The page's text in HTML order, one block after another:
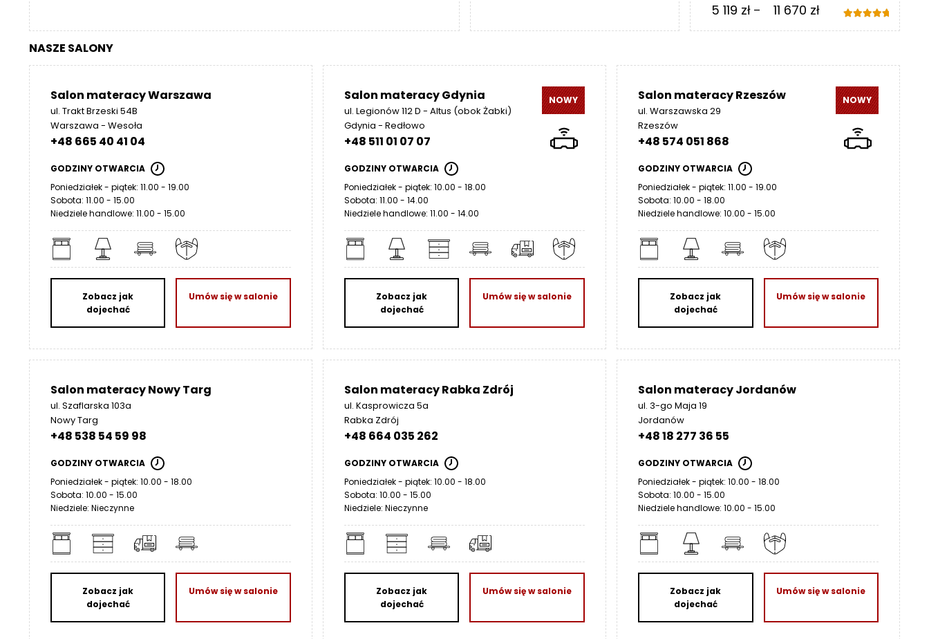
010 zł
4
570 zł
5 119 zł – 11 670 złZakres
NASZE SALONY
Salon materacy Warszawa
ul. Trakt Brzeski 54B
Warszawa - Wesoła
+48 665 40 41 04
GODZINY OTWARCIA
Poniedziałek - piątek: 11.00 - 19.00
Sobota: 11.00 - 15.00
Niedziele handlowe: 11.00 - 15.00
Zobacz jak
dojechać
Umów się w salonie
NOWY
Salon materacy Gdynia
ul. Legionów 112 D - Altus (obok Żabki)
Gdynia - Redłowo
+48 511 01 07 07
GODZINY OTWARCIA
Poniedziałek - piątek: 10.00 - 18.00
Sobota: 11.00 - 14.00
Niedziele handlowe: 11.00 - 14.00
Zobacz jak
dojechać
Umów się w salonie
NOWY
Salon materacy Rzeszów
ul. Warszawska 29
Rzeszów
+48 574 051 868
GODZINY OTWARCIA
Poniedziałek - piątek: 11.00 - 19.00
Sobota: 10.00 - 18.00
Niedziele handlowe: 10.00 - 15.00
Zobacz jak
dojechać
Umów się w salonie
Salon materacy Nowy Targ
ul. Szaflarska 103a
Nowy Targ
+48 538 54 59 98
GODZINY OTWARCIA
Poniedziałek - piątek: 10.00 - 18.00
Sobota: 10.00 - 15.00
Niedziele: Nieczynne
Zobacz jak
dojechać
Umów się w salonie
Salon materacy Rabka Zdrój
ul. Kasprowicza 5a
Rabka Zdrój
+48 664 035 262
GODZINY OTWARCIA
Poniedziałek - piątek: 10.00 - 18.00
Sobota: 10.00 - 15.00
Niedziele: Nieczynne
Zobacz jak
dojechać
Umów się w salonie
Salon materacy Jordanów
ul. 3-go Maja 19
Jordanów
+48 18 277 36 55
GODZINY OTWARCIA
Poniedziałek - piątek: 10.00 - 18.00
Sobota: 10.00 - 15.00
Niedziele handlowe: 10.00 - 15.00
Zobacz jak
dojechać
Umów się w salonie